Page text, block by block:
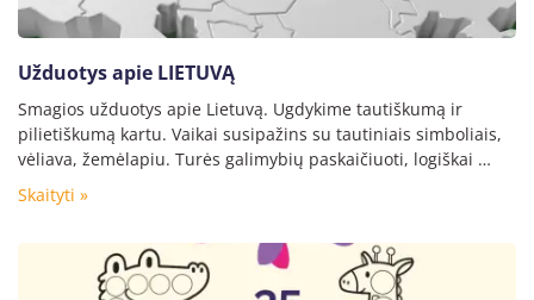
Užduotys apie LIETUVĄ
Smagios užduotys apie Lietuvą. Ugdykime tautiškumą ir
pilietiškumą kartu. Vaikai susipažins su tautiniais simboliais,
vėliava, žemėlapiu. Turės galimybių paskaičiuoti, logiškai …
Skaityti »